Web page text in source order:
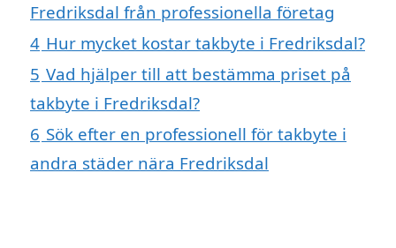
Fredriksdal från professionella företag
4 Hur mycket kostar takbyte i Fredriksdal?
5 Vad hjälper till att bestämma priset på
takbyte i Fredriksdal?
6 Sök efter en professionell för takbyte i
andra städer nära Fredriksdal